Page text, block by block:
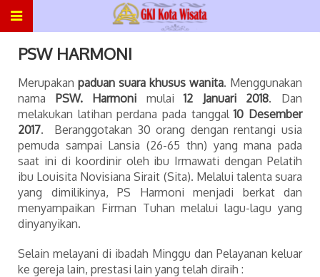
PSW HARMONI
Merupakan paduan suara khusus wanita. Menggunakan
nama PSW. Harmoni mulai12 Januari 2018. Dan
melakukan latihan perdana pada tanggal10 Desember
2017. Beranggotakan 30 orang dengan rentangi usia
pemuda sampai Lansia (26-65 thn) yang mana pada
saat ini di koordinir oleh ibu Irmawati dengan Pelatih
ibu Louisita Novisiana Sirait (Sita). Melalui talenta suara
yang dimilikinya, PS Harmoni menjadi berkat dan
menyampaikan Firman Tuhan melalui lagu-lagu yang
dinyanyikan.
Selain melayani di ibadah Minggu dan Pelayanan keluar
ke gereja lain, prestasi lain yang telah diraih :